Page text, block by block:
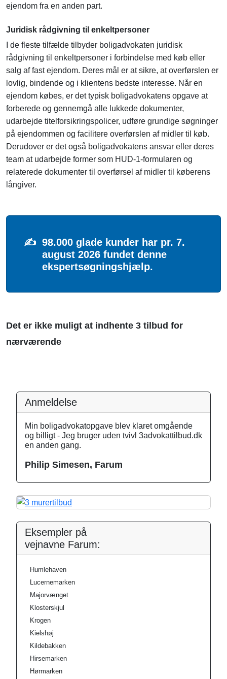
ejendom fra en anden part.
Juridisk rådgivning til enkeltpersoner
I de fleste tilfælde tilbyder boligadvokaten juridisk
rådgivning til enkeltpersoner i forbindelse med køb eller
salg af fast ejendom. Deres mål er at sikre, at overførslen er
lovlig, bindende og i klientens bedste interesse. Når en
ejendom købes, er det typisk boligadvokatens opgave at
forberede og gennemgå alle lukkede dokumenter,
udarbejde titelforsikringspolicer, udføre grundige søgninger
på ejendommen og facilitere overførslen af midler til køb.
Derudover er det også boligadvokatens ansvar eller deres
team at udarbejde former som HUD-1-formularen og
relaterede dokumenter til overførsel af midler til køberens
långiver.
✍️ 98.000 glade kunder har pr. 7.
august 2026 fundet denne
ekspertsøgningshjælp.
Det er ikke muligt at indhente 3 tilbud for
nærværende
Anmeldelse
Min boligadvokatopgave blev klaret omgående
og billigt - Jeg bruger uden tvivl 3advokattilbud.dk
en anden gang.
Philip Simesen, Farum
Eksempler på
vejnavne Farum:
Humlehaven
Lucernemarken
Majorvænget
Klosterskjul
Krogen
Kielshøj
Kildebakken
Hirsemarken
Hørmarken